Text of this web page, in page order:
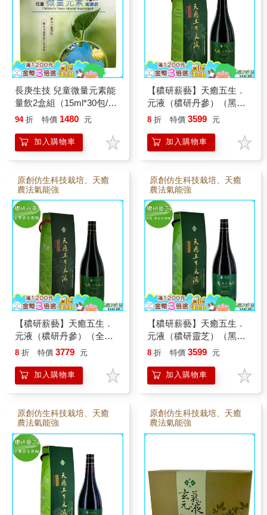
長庚生技 兒童微量元素能
量飲2盒組（15ml*30包/盒;
全素可）
94 折 特價 1480 元
加入購物車
【穠研薪藝】天癒五生．
元液（穠研丹參）（黑糖
＋異麥芽寡糖配方）
8 折 特價 3599 元
加入購物車
原創仿生科技栽培、天癒
農法氣能強
【穠研薪藝】天癒五生．
元液（穠研丹參）（全異
麥芽寡糖配方）（750ml/
8 折 特價 3779 元
加入購物車
原創仿生科技栽培、天癒
農法氣能強
【穠研薪藝】天癒五生．
元液（穠研靈芝）（黑糖
＋異麥芽寡糖配方）
8 折 特價 3599 元
加入購物車
原創仿生科技栽培、天癒
農法氣能強
原創仿生科技栽培、天癒
農法氣能強